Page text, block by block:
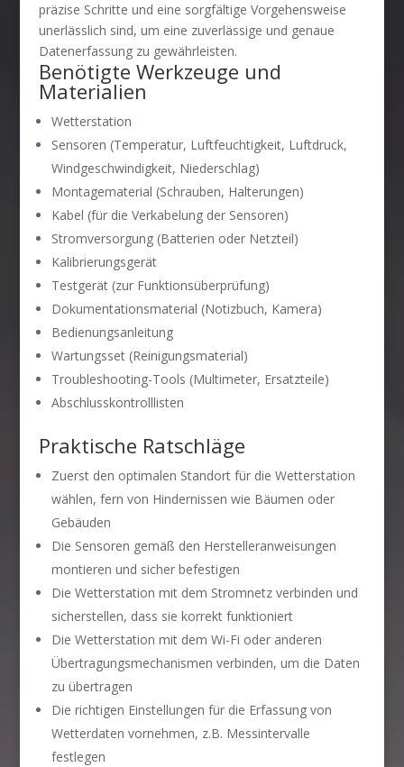
präzise Schritte und eine sorgfältige Vorgehensweise
unerlässlich sind, um eine zuverlässige und genaue
Datenerfassung zu gewährleisten.
Benötigte Werkzeuge und
Materialien
Wetterstation
Sensoren (Temperatur, Luftfeuchtigkeit, Luftdruck,
Windgeschwindigkeit, Niederschlag)
Montagematerial (Schrauben, Halterungen)
Kabel (für die Verkabelung der Sensoren)
Stromversorgung (Batterien oder Netzteil)
Kalibrierungsgerät
Testgerät (zur Funktionsüberprüfung)
Dokumentationsmaterial (Notizbuch, Kamera)
Bedienungsanleitung
Wartungsset (Reinigungsmaterial)
Troubleshooting-Tools (Multimeter, Ersatzteile)
Abschlusskontrolllisten
Praktische Ratschläge
Zuerst den optimalen Standort für die Wetterstation
wählen, fern von Hindernissen wie Bäumen oder
Gebäuden
Die Sensoren gemäß den Herstelleranweisungen
montieren und sicher befestigen
Die Wetterstation mit dem Stromnetz verbinden und
sicherstellen, dass sie korrekt funktioniert
Die Wetterstation mit dem Wi-Fi oder anderen
Übertragungsmechanismen verbinden, um die Daten
zu übertragen
Die richtigen Einstellungen für die Erfassung von
Wetterdaten vornehmen, z.B. Messintervalle
festlegen